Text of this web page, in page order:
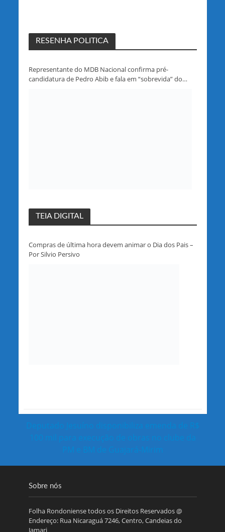
RESENHA POLITICA
Representante do MDB Nacional confirma pré-
candidatura de Pedro Abib e fala em “sobrevida” do
TEIA DIGITAL
Compras de última hora devem animar o Dia dos Pais –
Por Silvio Persivo
Deputado Jesuíno disponibiliza emenda de R$
100 mil para execução de obras no clube da
PM e BM de Guajará-Mirim
Sobre nós
Folha Rondoniense todos os Direitos Reservados @
Endereço: Rua Nicaraguá 7246, Centro, Candeias do